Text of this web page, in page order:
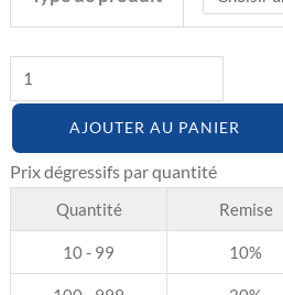
AJOUTER AU PANIER
Quantité Remise
10 - 99 10%